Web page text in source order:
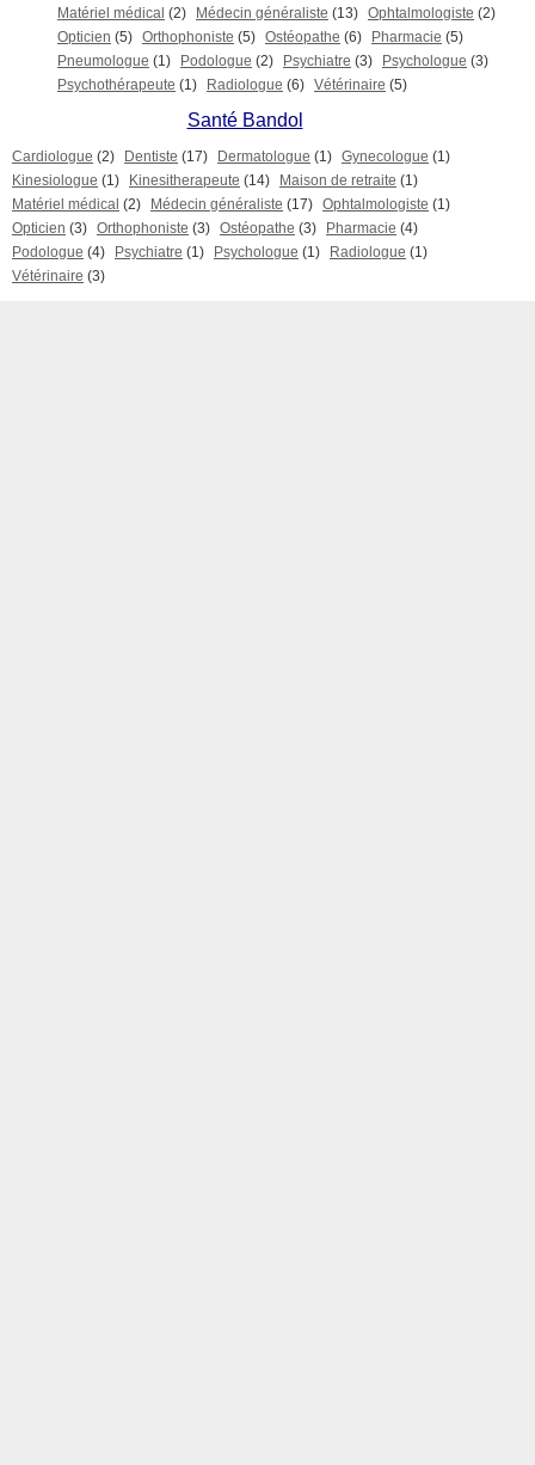
Matériel médical (2) Médecin généraliste (13) Ophtalmologiste (2)
Opticien (5) Orthophoniste (5) Ostéopathe (6) Pharmacie (5)
Pneumologue (1) Podologue (2) Psychiatre (3) Psychologue (3)
Psychothérapeute (1) Radiologue (6) Vétérinaire (5)
Santé Bandol
Cardiologue (2) Dentiste (17) Dermatologue (1) Gynecologue (1)
Kinesiologue (1) Kinesitherapeute (14) Maison de retraite (1)
Matériel médical (2) Médecin généraliste (17) Ophtalmologiste (1)
Opticien (3) Orthophoniste (3) Ostéopathe (3) Pharmacie (4)
Podologue (4) Psychiatre (1) Psychologue (1) Radiologue (1)
Vétérinaire (3)